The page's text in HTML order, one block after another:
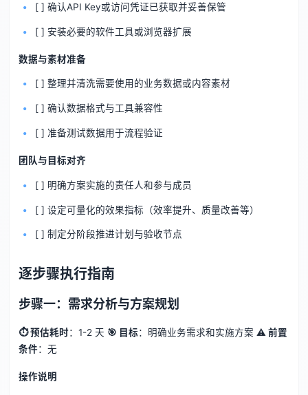
[ ] 确认API Key或访问凭证已获取并妥善保管
[ ] 安装必要的软件工具或浏览器扩展
数据与素材准备
[ ] 整理并清洗需要使用的业务数据或内容素材
[ ] 确认数据格式与工具兼容性
[ ] 准备测试数据用于流程验证
团队与目标对齐
[ ] 明确方案实施的责任人和参与成员
[ ] 设定可量化的效果指标（效率提升、质量改善等）
[ ] 制定分阶段推进计划与验收节点
逐步骤执行指南
步骤一：需求分析与方案规划
⏱ 预估耗时：1-2 天 🎯 目标：明确业务需求和实施方案 ⚠️ 前置
条件：无
操作说明